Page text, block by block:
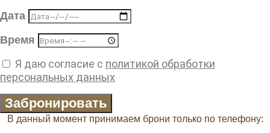
Дата
Время
Я даю согласие с политикой обработки
персональных данных
Забронировать
В данный момент принимаем брони только по телефону: